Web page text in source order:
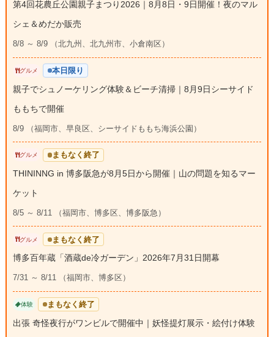
第4回花農丘公園親子まつり2026｜8月8日・9日開催！夜のマル
シェ＆めだか販売
8/8 ～ 8/9 （北九州、北九州市、小倉南区）
グルメ 本日限り
親子でシュノーケリング体験＆ビーチ清掃｜8月9日シーサイド
ももちで開催
8/9 （福岡市、早良区、シーサイドももち海浜公園）
グルメ まもなく終了
THININNG in 博多阪急が8月5日から開催｜山の問題を知るマー
ケット
8/5 ～ 8/11 （福岡市、博多区、博多阪急）
グルメ まもなく終了
博多百年蔵「酒蔵de冷ガーデン」2026年7月31日開幕
7/31 ～ 8/11 （福岡市、博多区）
体験 まもなく終了
出張 奇怪夜行がワンビルで開催中｜妖怪提灯展示・絵付け体験